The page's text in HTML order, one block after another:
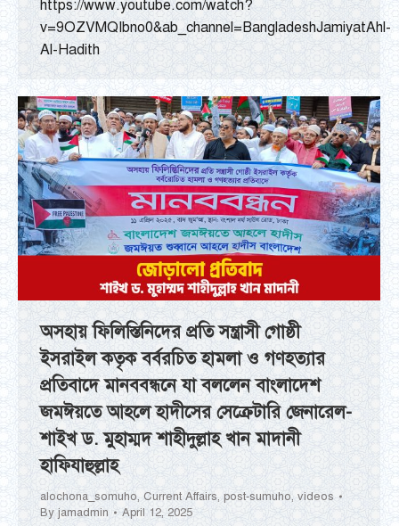
https://www.youtube.com/watch?
v=9OZVMQIbno0&ab_channel=BangladeshJamiyatAhl-
Al-Hadith
অসহায় ফিলিস্তিনিদের প্রতি সন্ত্রাসী গোষ্ঠী
ইসরাইল কতৃক বর্বরচিত হামলা ও গণহত্যার
প্রতিবাদে মানববন্ধনে যা বললেন বাংলাদেশ
জমঈয়তে আহলে হাদীসের সেক্রেটারি জেনারেল-
শাইখ ড. মুহাম্মদ শাহীদুল্লাহ খান মাদানী
হাফিযাহুল্লাহ
alochona_somuho, Current Affairs, post-sumuho, videos
By jamadmin April 12, 2025